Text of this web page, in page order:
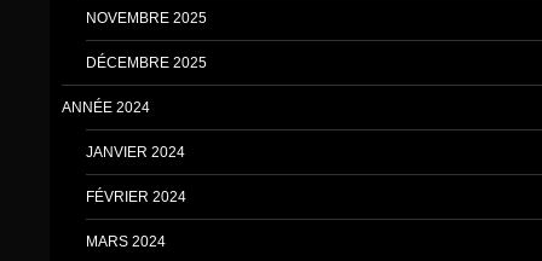
NOVEMBRE 2025
DÉCEMBRE 2025
ANNÉE 2024
JANVIER 2024
FÉVRIER 2024
MARS 2024